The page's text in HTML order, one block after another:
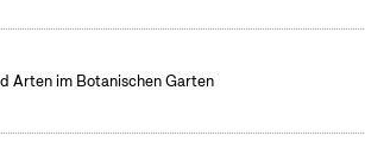
Arten im Botanischen Garten